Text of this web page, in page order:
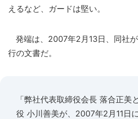
えるなど、ガードは堅い。
発端は、2007年2月13日、同社
行の文書だ。
「弊社代表取締役会長 落合正美
役 小川善美が、2007年2月11日